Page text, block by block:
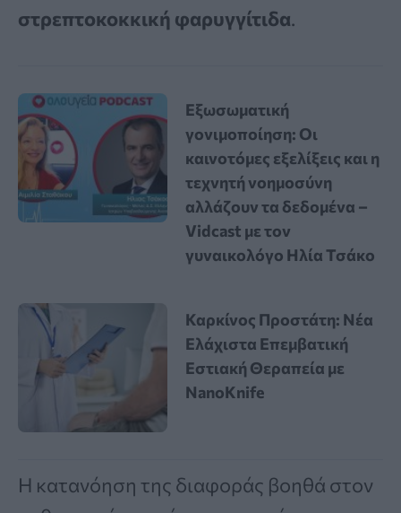
στρεπτοκοκκική φαρυγγίτιδα.
Εξωσωματική
γονιμοποίηση: Οι
καινοτόμες εξελίξεις και η
τεχνητή νοημοσύνη
αλλάζουν τα δεδομένα –
Vidcast με τον
γυναικολόγο Ηλία Τσάκο
Καρκίνος Προστάτη: Νέα
Ελάχιστα Επεμβατική
Εστιακή Θεραπεία με
NanoKnife
Η κατανόηση της διαφοράς βοηθά στον